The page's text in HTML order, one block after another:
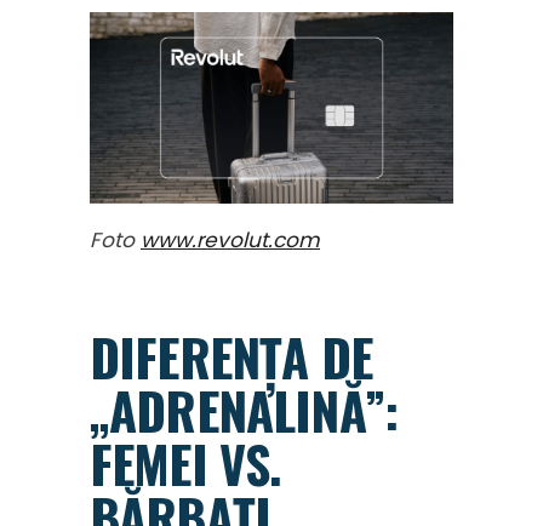
Foto www.revolut.com
DIFERENȚA DE
„ADRENALINĂ”:
FEMEI VS.